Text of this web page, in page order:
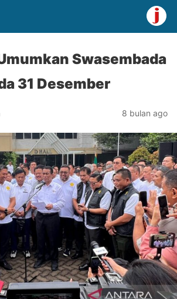
Swasembada
31 Desember
8 bulan ago